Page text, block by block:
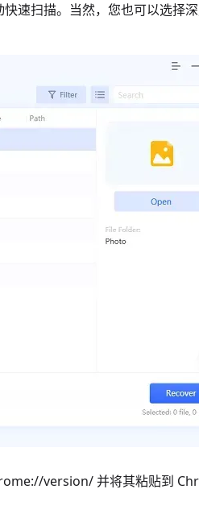
速扫描。当然，您也可以选择
version/ 并将其粘贴到